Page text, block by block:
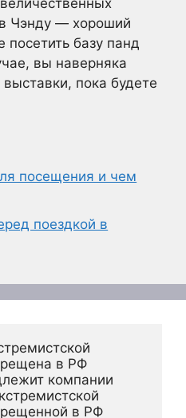
Чэнду — хороший
базу панд
вы наверняка
выставки, пока будете
посещения и чем
поездкой в
в РФ
компании
в РФ